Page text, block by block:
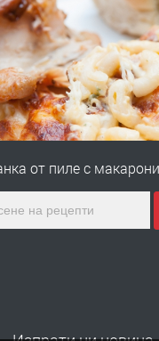
от пиле с макарони